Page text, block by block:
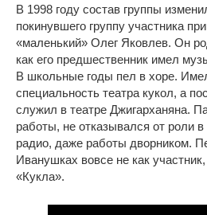
В 1998 году состав группы
покинувшего группу участника
«маленький» Олег Яковлев. Он
как его предшественник имел
В школьные годы пел в хоре.
специальность театра кукол, а
служил в театре Джигарханяна.
работы, не отказывался от роли
радио, даже работы дворником.
Иванушках вовсе не как
«Кукла».